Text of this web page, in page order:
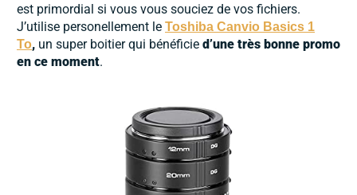
est primordial si vous vous souciez de vos fichiers.
J’utilise personellement le Toshiba Canvio Basics 1
To, un super boitier qui bénéficie d’une très bonne promo
en ce moment.